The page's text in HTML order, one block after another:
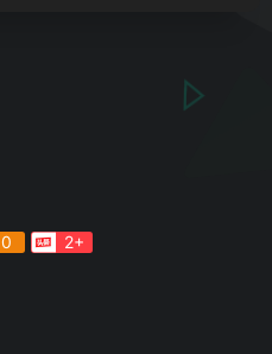
0 2+